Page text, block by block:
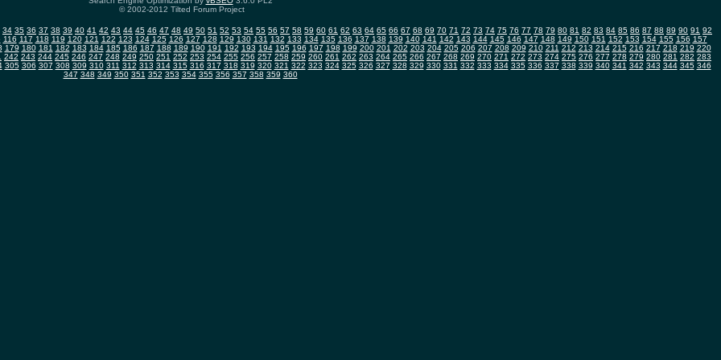
© 2002-2012 Tilted Forum Project
34 35 36 37 38 39 40 41 42 43 44 45 46 47 48 49 50 51 52 53 54 55 56 57 58 59 60 61 62 63 64 65 66 67 68 69 70 71 72 73 74 75 76 77 78 79 80 81 82 83 84 85 86 87 88 89 90 91 92
116 117 118 119 120 121 122 123 124 125 126 127 128 129 130 131 132 133 134 135 136 137 138 139 140 141 142 143 144 145 146 147 148 149 150 151 152 153 154 155 156 157
179 180 181 182 183 184 185 186 187 188 189 190 191 192 193 194 195 196 197 198 199 200 201 202 203 204 205 206 207 208 209 210 211 212 213 214 215 216 217 218 219 220
242 243 244 245 246 247 248 249 250 251 252 253 254 255 256 257 258 259 260 261 262 263 264 265 266 267 268 269 270 271 272 273 274 275 276 277 278 279 280 281 282 283
305 306 307 308 309 310 311 312 313 314 315 316 317 318 319 320 321 322 323 324 325 326 327 328 329 330 331 332 333 334 335 336 337 338 339 340 341 342 343 344 345 346
347 348 349 350 351 352 353 354 355 356 357 358 359 360